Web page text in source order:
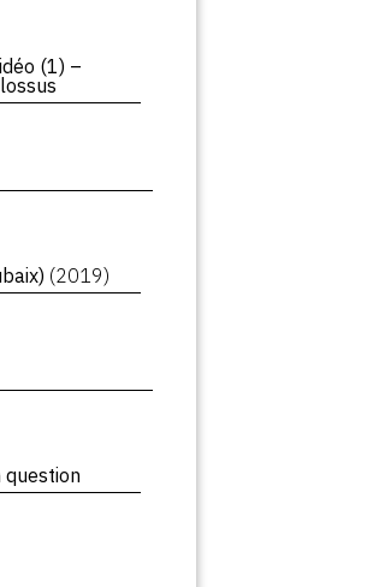
(1) –
(2019)
question